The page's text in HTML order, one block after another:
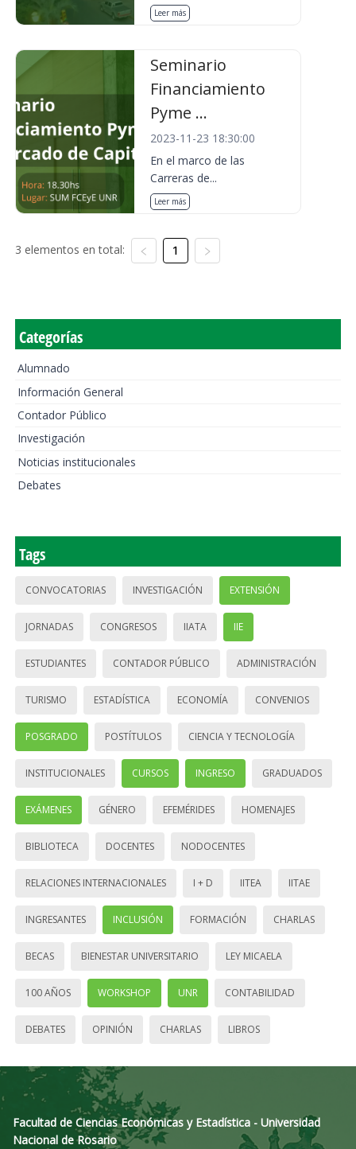
Leer más
Seminario
Financiamiento
Pyme ...
2023-11-23 18:30:00
En el marco de las
Carreras de...
Leer más
3 elementos en total: 1
Categorías
Alumnado
Información General
Contador Público
Investigación
Noticias institucionales
Debates
Tags
CONVOCATORIAS INVESTIGACIÓN EXTENSIÓN
JORNADAS CONGRESOS IIATA IIE
ESTUDIANTES CONTADOR PÚBLICO ADMINISTRACIÓN
TURISMO ESTADÍSTICA ECONOMÍA CONVENIOS
POSGRADO POSTÍTULOS CIENCIA Y TECNOLOGÍA
INSTITUCIONALES CURSOS INGRESO GRADUADOS
EXÁMENES GÉNERO EFEMÉRIDES HOMENAJES
BIBLIOTECA DOCENTES NODOCENTES
RELACIONES INTERNACIONALES I + D IITEA IITAE
INGRESANTES INCLUSIÓN FORMACIÓN CHARLAS
BECAS BIENESTAR UNIVERSITARIO LEY MICAELA
100 AÑOS WORKSHOP UNR CONTABILIDAD
DEBATES OPINIÓN CHARLAS LIBROS
Facultad de Ciencias Económicas y Estadística - Universidad
Nacional de Rosario